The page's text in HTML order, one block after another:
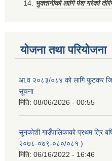
भुक्तानीको लागि पेश गरेको
योजना तथा परियोजना
आ.व २०८३/०८४ को लागि फुटकर
सूचना
मिति: 08/06/2026 - 00:55
सुनकोशी गाउँपालिकाको प्रथम त्रि
२०७८-०७९-०८०/०८१ )
मिति: 06/16/2022 - 16:46